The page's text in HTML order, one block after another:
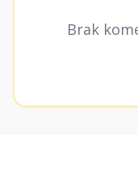
Brak